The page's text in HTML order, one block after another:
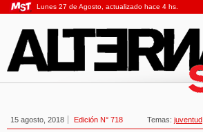
Lunes 27 de Agosto, actualizado hace 4 hs.
15 agosto, 2018 Edición N° 718 Temas: juventud